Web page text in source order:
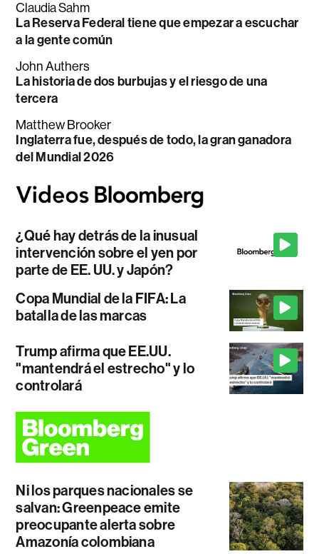
Claudia Sahm
La Reserva Federal tiene que empezar a escuchar
a la gente común
John Authers
La historia de dos burbujas y el riesgo de una
tercera
Matthew Brooker
Inglaterra fue, después de todo, la gran ganadora
del Mundial 2026
¿Qué hay detrás de la inusual
intervención sobre el yen por
parte de EE. UU. y Japón?
Copa Mundial de la FIFA: La
batalla de las marcas
Trump afirma que EE.UU.
"mantendrá el estrecho" y lo
controlará
Ni los parques nacionales se
salvan: Greenpeace emite
preocupante alerta sobre
Amazonía colombiana